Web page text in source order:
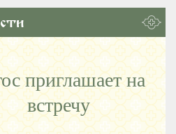
приглашает на
встречу